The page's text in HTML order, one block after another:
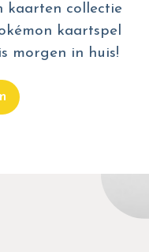
kaarten collectie
kaartspel
morgen in huis!